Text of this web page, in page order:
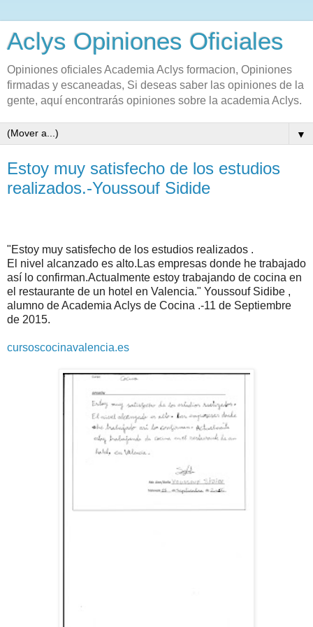
Aclys Opiniones Oficiales
Opiniones oficiales Academia Aclys formacion, Opiniones
firmadas y escaneadas, Si deseas saber las opiniones de la
gente, aquí encontrarás opiniones sobre la academia Aclys.
▼
Estoy muy satisfecho de los estudios
realizados.-Youssouf Sidide
"Estoy muy satisfecho de los estudios realizados .
El nivel alcanzado es alto.Las empresas donde he trabajado
así lo confirman.Actualmente estoy trabajando de cocina en
el restaurante de un hotel en Valencia." Youssouf Sidibe ,
alumno de Academia Aclys de Cocina .-11 de Septiembre
de 2015.
cursoscocinavalencia.es